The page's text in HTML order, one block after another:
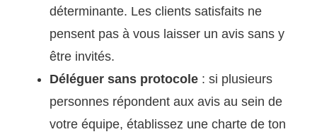
déterminante. Les clients satisfaits ne
pensent pas à vous laisser un avis sans y
être invités.
Déléguer sans protocole : si plusieurs
personnes répondent aux avis au sein de
votre équipe, établissez une charte de ton